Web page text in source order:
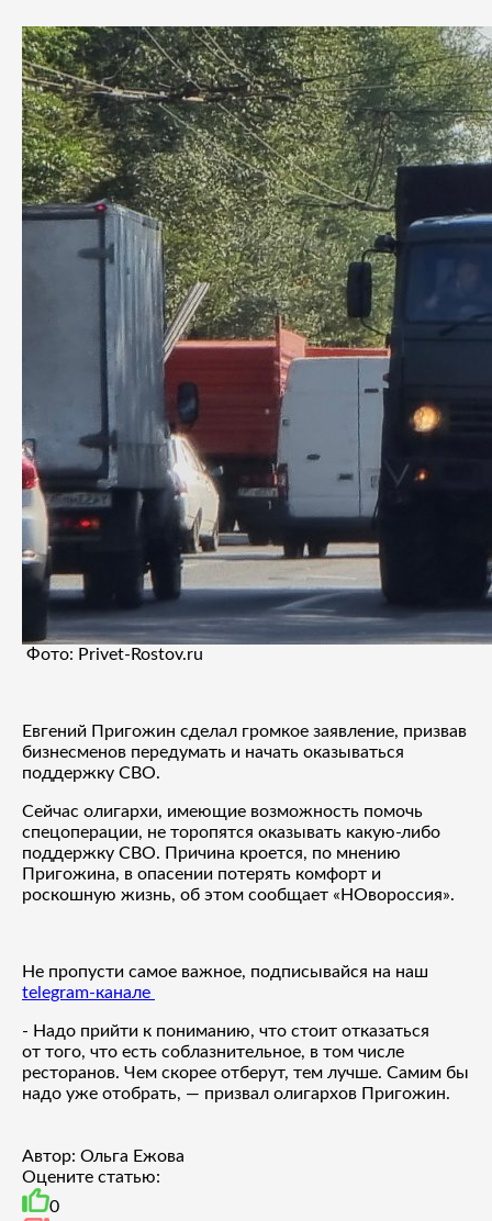
Фото: Privet-Rostov.ru
Евгений Пригожин сделал громкое заявление, призвав
бизнесменов передумать и начать оказываться
поддержку СВО.
Сейчас олигархи, имеющие возможность помочь
спецоперации, не торопятся оказывать какую-либо
поддержку СВО. Причина кроется, по мнению
Пригожина, в опасении потерять комфорт и
роскошную жизнь, об этом сообщает «НОвороссия».
Не пропусти самое важное, подписывайся на наш
telegram-канале
- Надо прийти к пониманию, что стоит отказаться
от того, что есть соблазнительное, в том числе
ресторанов. Чем скорее отберут, тем лучше. Самим бы
надо уже отобрать, — призвал олигархов Пригожин.
Автор: Ольга Ежова
Оцените статью:
0